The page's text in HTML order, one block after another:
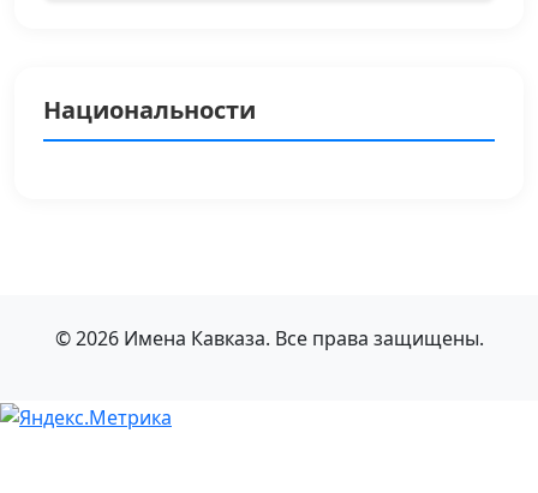
Национальности
© 2026 Имена Кавказа. Все права защищены.